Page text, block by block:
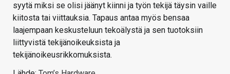
syytä miksi se olisi jäänyt kiinni ja työn tekijä täysin vaille
kiitosta tai viittauksia. Tapaus antaa myös bensaa
laajempaan keskusteluun tekoälystä ja sen tuotoksiin
liittyvistä tekijänoikeuksista ja
tekijänoikeusrikkomuksista.